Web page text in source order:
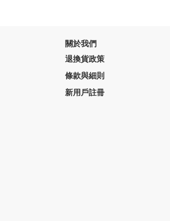
關於我們
退換貨政策
條款與細則
新用戶註冊